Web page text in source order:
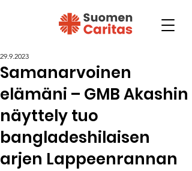
Samanarvoinen
elämäni – GMB Akashin
näyttely tuo
bangladeshilaisen
arjen Lappeenrannan
29.9.2023